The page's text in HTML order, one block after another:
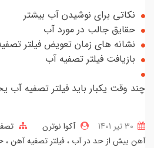
نکاتی برای نوشیدن آب بیشتر
حقایق جالب در مورد آب
نشانه های زمان تعویض فیلتر
بازیافت فیلتر تصفیه آب
چند وقت یکبار باید فیلتر تصفیه آب
آکوا نوترن
آهن بیش از حد در آب فیلتر تصفیه آهن